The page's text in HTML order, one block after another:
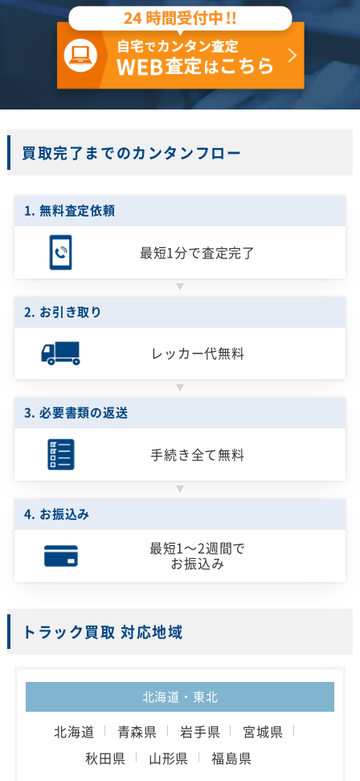
買取完了までのカンタンフロー
1. 無料査定依頼
最短1分で査定完了
2. お引き取り
レッカー代無料
3. 必要書類の返送
手続き全て無料
4. お振込み
最短1～2週間で
お振込み
トラック買取 対応地域
北海道・東北
北海道 青森県 岩手県
宮城県
秋田県
山形県 福島県